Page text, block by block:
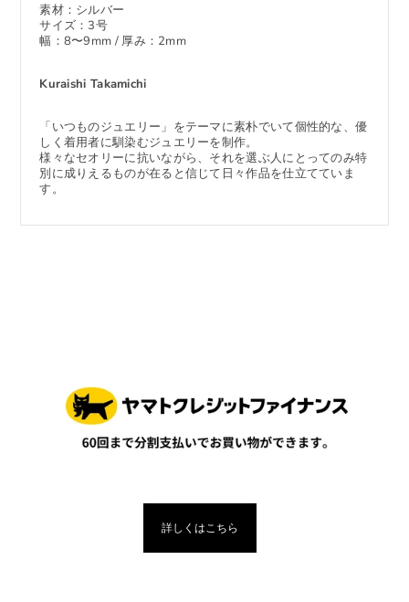
素材：シルバー
サイズ：3号
幅：8〜9mm / 厚み：2mm
Kuraishi Takamichi
「いつものジュエリー」をテーマに素朴でいて個性的な、優
しく着用者に馴染むジュエリーを制作。
様々なセオリーに抗いながら、それを選ぶ人にとってのみ特
別に成りえるものが在ると信じて日々作品を仕立てていま
す。
詳しくはこちら